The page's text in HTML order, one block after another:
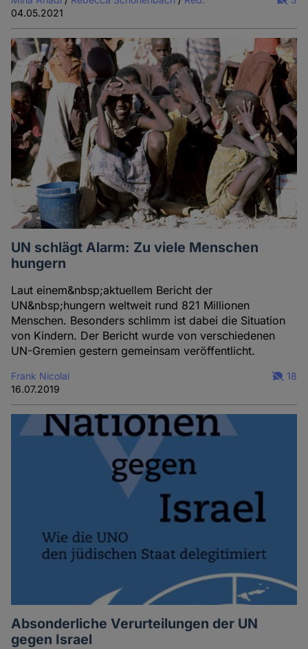
04.05.2021
UN schlägt Alarm: Zu viele Menschen
hungern
Laut einem&nbsp;aktuellem Bericht der
UN&nbsp;hungern weltweit rund 821 Millionen
Menschen. Besonders schlimm ist dabei die Situation
von Kindern. Der Bericht wurde von verschiedenen
UN-Gremien gestern gemeinsam veröffentlicht.
Frank Nicolai
16.07.2019
18
Absonderliche Verurteilungen der UN
gegen Israel